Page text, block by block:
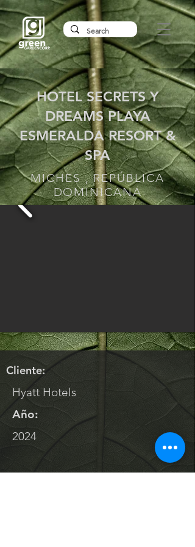
HOTEL SECRETS Y
DREAMS PLAYA
ESMERALDA RESORT &
SPA
MICHES , REPÚBLICA
DOMINICANA
Cliente:
Hyatt Hotels
Año:
2024